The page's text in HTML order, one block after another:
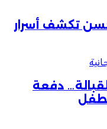
حنان حسن تكشف أسرار
دفعة